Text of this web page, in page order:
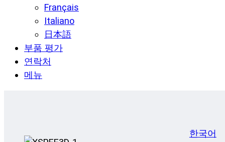
Français
Italiano
日本語
부품 평가
연락처
메뉴
한국어